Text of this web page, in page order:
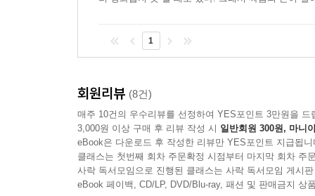
1
회원리뷰 (8건)
매주 10건의 우수리뷰를 선정하여 YES포인트 3만원을 드
3,000원 이상 구매 후 리뷰 작성 시 일반회원 300원, 마니
eBook은 다운로드 후 작성한 리뷰만 YES포인트 지급됩니
클래스는 첫번째 회차 주문확정 시점부터 마지막 회차 주
사락 독서모임으로 진행된 클래스는 사락 독서모임 게시
eBook 페이백, CD/LP, DVD/Blu-ray, 패션 및 판매금지 상